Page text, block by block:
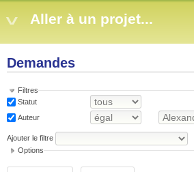
Aller à un projet...
Demandes
Filtres
Statut
Auteur
Ajouter le filtre
Options